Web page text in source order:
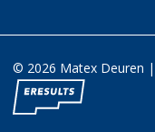
© 2026 Matex Deuren |